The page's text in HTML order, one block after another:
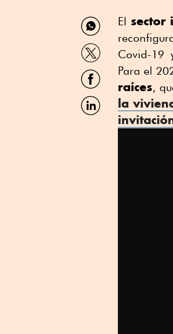
Compartir
por
WhatsApp
Compartir
por
Twitter
Compartir
por
Facebook
Compartir
por
El sector
Covid-19
Para el
raíces,
la